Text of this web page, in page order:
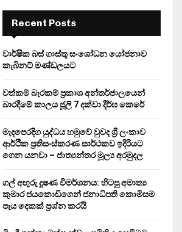
r
:
E
A
R
H
Recent Posts
වාර්ෂික බස් ගාස්තු සංශෝධන යෝජනාව
කැබිනට් මණ්ඩලයට
වත්කම් බැරකම් ප්‍රකාශ අන්තර්ජාලයෙන්
බාරදීමේ කාලය ජූලි 7 දක්වා දීර්ඝ කෙරේ
මැදපෙරදිග යුද්ධය හමුවේ වුවද ශ්‍රී ලංකාව
ආර්ථික ප්‍රතිසංස්කරණ සාර්ථකව ඉදිරියට
ගෙන යනවා – ජාත්‍යන්තර මූල්‍ය අරමුදල
ගල් අඟුරු දූෂණ විමර්ශනය: හිටපු අමාත්‍ය
කුමාර ජයකොඩිගෙන් ජනාධිපති කොමිසම
පැය දෙකක් ප්‍රශ්න කරයි